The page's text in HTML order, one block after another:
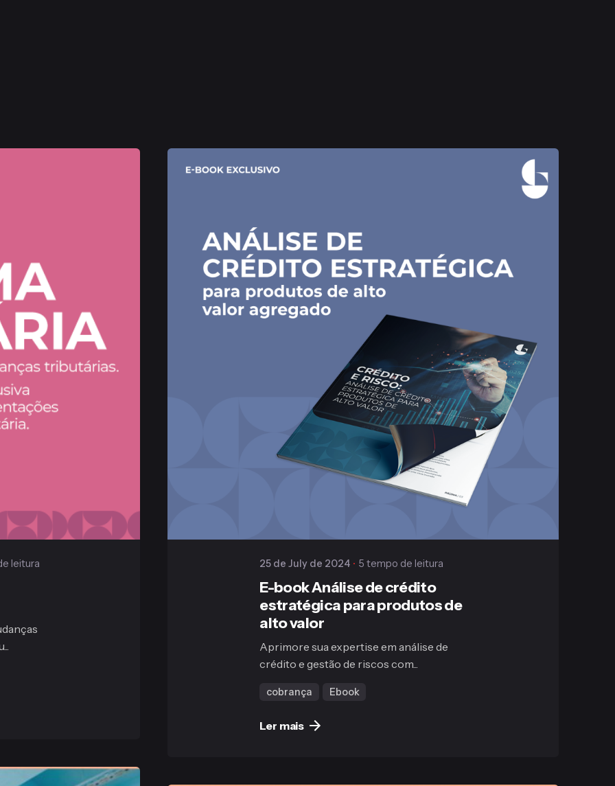
leitura
Gaiofato & Galvão
25 de July de 2024 5 tempo de leitura
E-book Análise de crédito
estratégica para produtos de
alto valor
Aprimore sua expertise em análise de
crédito e gestão de riscos com...
cobrança Ebook
Ler mais